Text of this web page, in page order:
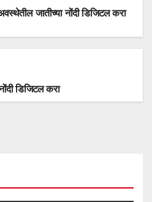
जातीच्या नोंदी डिजिटल करा
डिजिटल करा